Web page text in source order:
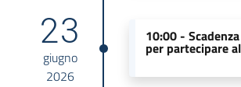
23
giugno
2026
10:00 -
per partecipare